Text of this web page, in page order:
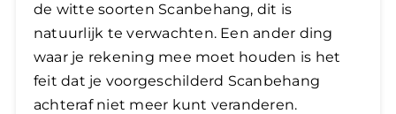
de witte soorten Scanbehang, dit is
natuurlijk te verwachten. Een ander ding
waar je rekening mee moet houden is het
feit dat je voorgeschilderd Scanbehang
achteraf niet meer kunt veranderen.